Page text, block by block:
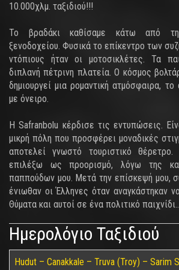
10.000χλμ. ταξιδιού!!!
Το βραδάκι καθίσαμε κάτω από
ξενοδοχείου. Φυσικά το επίκεντρο των
ντόπιους ήταν οι μοτοσικλέτες. Τα
διπλανή πέτρινη πλατεία. Ο κόσμος
δημιουργεί μια ρομαντική ατμόσφαιρα,
με όνειρο.
Η Safranbolu κέρδισε τις εντυπώσεις.
μικρή πόλη που προσφέρει μοναδικές
αποτελεί γνωστό τουριστικό
επιλέξω ως προορισμό, λόγω της
παππούδων μου. Μετά την επίσκεψή μου,
ένιωθαν οι Έλληνες όταν αναγκάστηκαν
Θύματα και αυτοί σε ένα πολιτικό
Ημερολόγιο Ταξιδιού
Hudut – Canakkale – Truva (Troy) – Sarim